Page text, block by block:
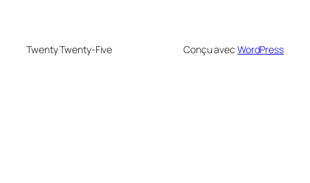
Twenty Twenty-Five Conçu avec WordPress